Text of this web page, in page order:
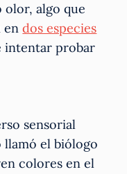
olor, algo que
endos especies
intentar probar
sensorial
llamó el biólogo
colores en el